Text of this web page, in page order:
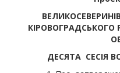
КІРОВОГРАДСЬКОГО
ДЕСЯТА СЕСІЯ